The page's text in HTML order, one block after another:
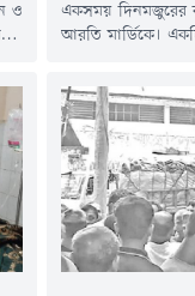
ও
একসময় দিনমজুরের
আরতি মার্ডিকে।
দিনমজুর,
ছিল সংসারে।
স্বাবলম্বী হয়েছেন।
পাঁচটি ছাগল,
পাশাপাশি...